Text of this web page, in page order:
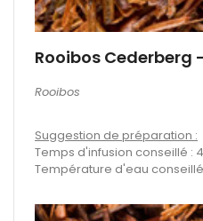
Rooibos Cederberg
Rooibos
Suggestion de préparation :
Temps d'infusion conseillé :
Température d'eau